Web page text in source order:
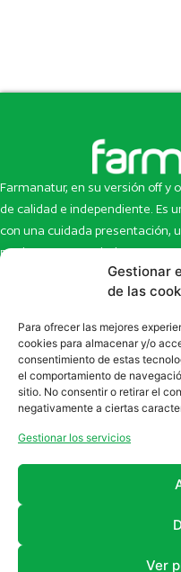
Gestionar
de las
Para ofrecer las mejores
cookies para almacenar y/o
consentimiento de estas
el comportamiento de
sitio. No consentir o retirar el
negativamente a ciertas
Gestionar los servicios
Ver
Farmanatur, en su versión off y
de calidad e independiente. Es
con una cuidada presentación,
productos y novedades.
Inicio
Newsletter
Eco
Contacto
SUSCRÍBETE A NUESTRO
la sección deNewsletter